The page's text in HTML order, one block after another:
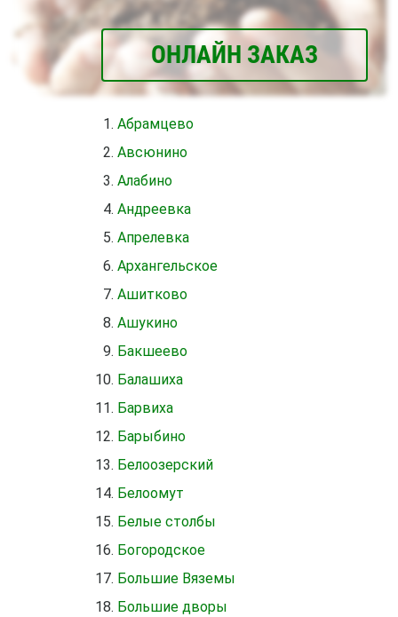
ОНЛАЙН ЗАКАЗ
Абрамцево
Авсюнино
Алабино
Андреевка
Апрелевка
Архангельское
Ашитково
Ашукино
Бакшеево
Балашиха
Барвиха
Барыбино
Белоозерский
Белоомут
Белые столбы
Богородское
Большие Вяземы
Большие дворы